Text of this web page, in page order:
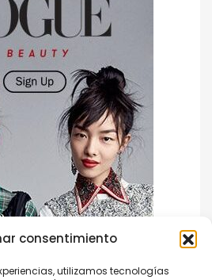
consentimiento
utilizamos tecnologías